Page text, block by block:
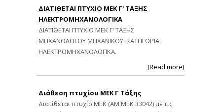
ΔΙΑΤΙΘΕΤΑΙ ΠΤΥΧΙΟ ΜΕΚ Γ' ΤΑΞΗΣ
ΗΛΕΚΤΡΟΜΗΧΑΝΟΛΟΓΙΚΑ
ΔΙΑΤΙΘΕΤΑΙ ΠΤΥΧΙΟ ΜΕΚ Γ' ΤΑΞΗΣ
ΜΗΧΑΝΟΛΟΓΟΥ ΜΗΧΑΝΙΚΟΥ. ΚΑΤΗΓΟΡΙΑ
ΗΛΕΚΤΡΟΜΗΧΑΝΟΛΟΓΙΚΑ.
[Read more]
Διάθεση πτυχίου ΜΕΚ Γ Τάξης
Διατίθεται πτυχίο ΜΕΚ (ΑΜ ΜΕΚ 33042) με τις